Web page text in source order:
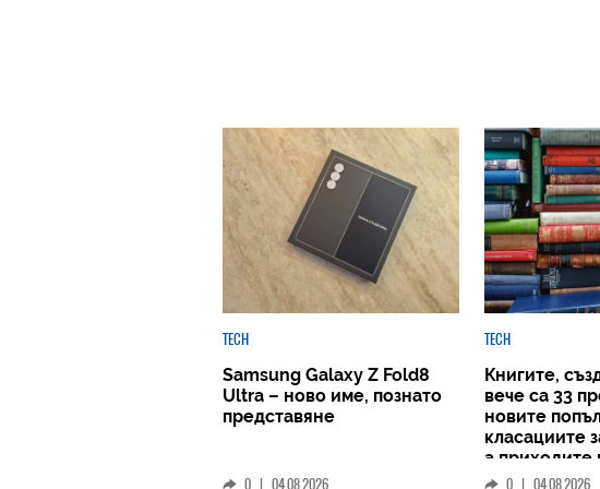
TECH
Samsung Galaxy Z Fold8
Ultra – ново име, познато
представяне
0 | 04.08.2026
TECH
Книгите,
вече са 33
новите
класациите
а приходите
автори
0 | 04.08.2026